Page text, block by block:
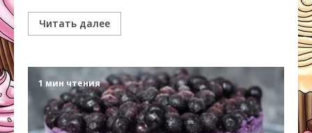
Читать далее
1 мин чтения